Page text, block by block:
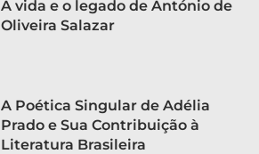
A vida e o legado de António de
Oliveira Salazar
A Poética Singular de Adélia
Prado e Sua Contribuição à
Literatura Brasileira